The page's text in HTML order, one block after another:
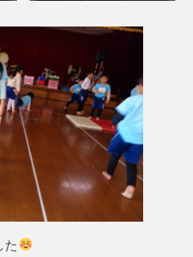
た